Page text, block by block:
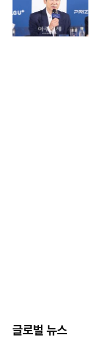
글로벌 뉴스